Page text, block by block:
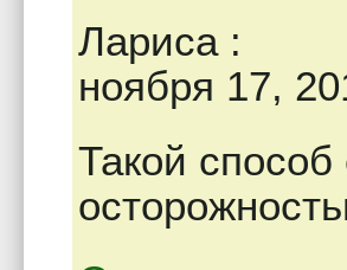
Лариса:
ноября 17,
Такой способ